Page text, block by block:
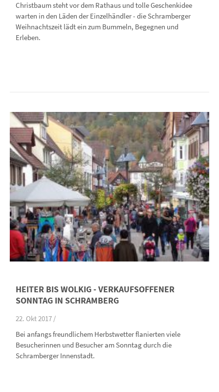
Christbaum steht vor dem Rathaus und tolle Geschenkidee
warten in den Läden der Einzelhändler - die Schramberger
Weihnachtszeit lädt ein zum Bummeln, Begegnen und
Erleben.
HEITER BIS WOLKIG - VERKAUFSOFFENER
SONNTAG IN SCHRAMBERG
22. Okt 2017 /
Bei anfangs freundlichem Herbstwetter flanierten viele
Besucherinnen und Besucher am Sonntag durch die
Schramberger Innenstadt.